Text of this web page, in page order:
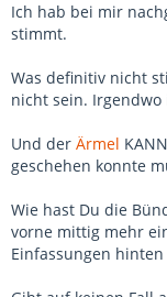
Ich hab bei mir
stimmt.
Was definitiv nicht
nicht sein.
Und der Ärmel
geschehen konnte
Wie hast Du die
vorne mittig mehr
Einfassungen